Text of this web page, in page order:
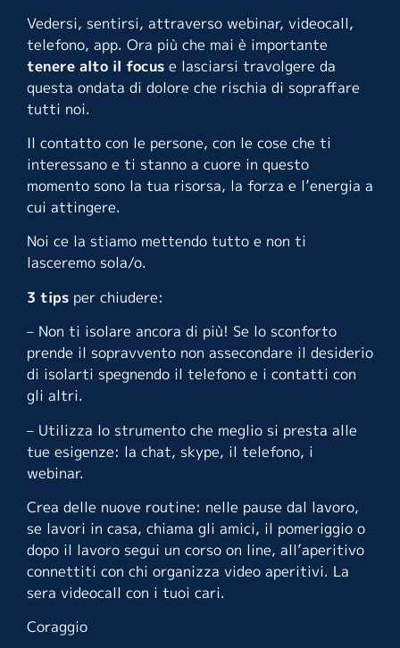
Vedersi, sentirsi, attraverso webinar, videocall,
telefono, app. Ora più che mai è importante
tenere alto il focus e lasciarsi travolgere da
questa ondata di dolore che rischia di sopraffare
tutti noi.
Il contatto con le persone, con le cose che ti
interessano e ti stanno a cuore in questo
momento sono la tua risorsa, la forza e l’energia a
cui attingere.
Noi ce la stiamo mettendo tutto e non ti
lasceremo sola/o.
3 tips per chiudere:
– Non ti isolare ancora di più! Se lo sconforto
prende il sopravvento non assecondare il desiderio
di isolarti spegnendo il telefono e i contatti con
gli altri.
– Utilizza lo strumento che meglio si presta alle
tue esigenze: la chat, skype, il telefono, i
webinar.
Crea delle nuove routine: nelle pause dal lavoro,
se lavori in casa, chiama gli amici, il pomeriggio o
dopo il lavoro segui un corso on line, all’aperitivo
connettiti con chi organizza video aperitivi. La
sera videocall con i tuoi cari.
Coraggio